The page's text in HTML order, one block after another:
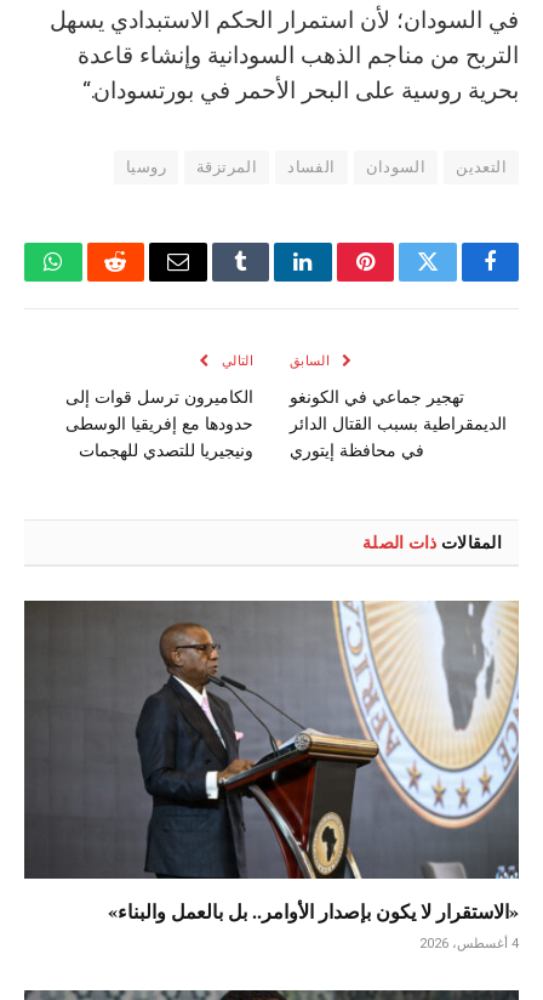
في السودان؛ لأن استمرار الحكم الاستبدادي يسهل
التربح من مناجم الذهب السودانية وإنشاء قاعدة
بحرية روسية على البحر الأحمر في بورتسودان.“
التعدين السودان الفساد المرتزقة روسيا
فيسبوكتويتر بينتيريستلينكدإنTumblrالبريد
رديت
السابق
تهجير جماعي في الكونغو
الديمقراطية بسبب القتال الدائر
في محافظة إيتوري
التالي
الكاميرون ترسل قوات إلى
حدودها مع إفريقيا الوسطى
ونيجيريا للتصدي للهجمات
المقالات ذات الصلة
«الاستقرار لا يكون بإصدار الأوامر.. بل بالعمل والبناء»
4 أغسطس، 2026